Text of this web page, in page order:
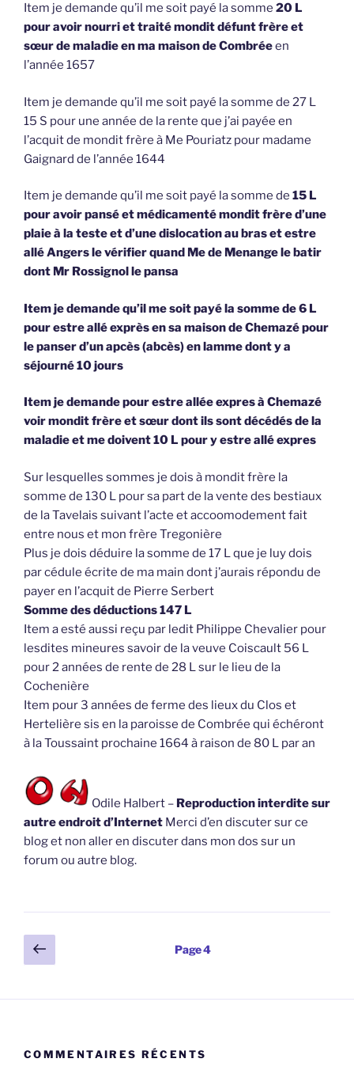
Item je demande qu’il me soit payé la somme 20 L
pour avoir nourri et traité mondit défunt frère et
sœur de maladie en ma maison de Combréeen
l’année 1657
Item je demande qu’il me soit payé la somme de 27 L
15 S pour une année de la rente que j’ai payée en
l’acquit de mondit frère à Me Pouriatz pour madame
Gaignard de l’année 1644
Item je demande qu’il me soit payé la somme de 15 L
pour avoir pansé et médicamenté mondit frère d’une
plaie à la teste et d’une dislocation au bras et estre
allé Angers le vérifier quand Me de Menange le batir
dont Mr Rossignol le pansa
Item je demande qu’il me soit payé la somme de 6 L
pour estre allé exprès en sa maison de Chemazé pour
le panser d’un apcès (abcès) en lamme dont y a
séjourné 10 jours
Item je demande pour estre allée expres à Chemazé
voir mondit frère et sœur dont ils sont décédés de la
maladie et me doivent 10 L pour y estre allé expres
Sur lesquelles sommes je dois à mondit frère la
somme de 130 L pour sa part de la vente des bestiaux
de la Tavelais suivant l’acte et accoomodement fait
entre nous et mon frère Tregonière
Plus je dois déduire la somme de 17 L que je luy dois
par cédule écrite de ma main dont j’aurais répondu de
payer en l’acquit de Pierre Serbert
Somme des déductions 147 L
Item a esté aussi reçu par ledit Philippe Chevalier pour
lesdites mineures savoir de la veuve Coiscault 56 L
pour 2 années de rente de 28 L sur le lieu de la
Cochenière
Item pour 3 années de ferme des lieux du Clos et
Hertelière sis en la paroisse de Combrée qui échéront
à la Toussaint prochaine 1664 à raison de 80 L par an
Odile Halbert – Reproduction interdite sur
autre endroit d’Internet Merci d’en discuter sur ce
blog et non aller en discuter dans mon dos sur un
forum ou autre blog.
Pagination
des
Page
précédente
Page4
COMMENTAIRES RÉCENTS